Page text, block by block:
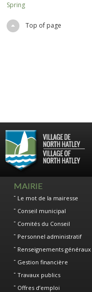
Spring
Top of page
MAIRIE
Le mot de la mairesse
Conseil municipal
Comités du Conseil
Personnel administratif
Renseignements généraux
Gestion financière
Travaux publics
Offres d’emploi